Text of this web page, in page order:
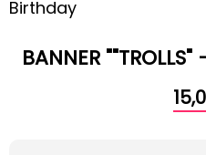
BANNER